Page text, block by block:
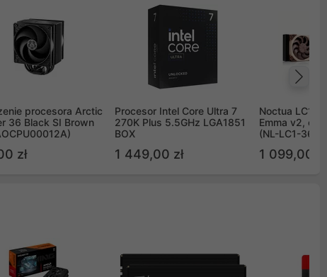
procesora Arctic
36 Black SI Brown
zł
Procesor Intel Core Ultra 7
270K Plus 5.5GHz LGA1851
BOX
1 449,00 zł
Noctua LC1
Emma v2,
(NL-LC1-36)
1 099,00 zł